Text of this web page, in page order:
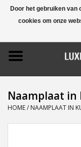
Home
Promoties
Naamborden
Naamplaat in
HOME/ NAAMPLAAT IN
Door het gebruiken van
cookies om onze